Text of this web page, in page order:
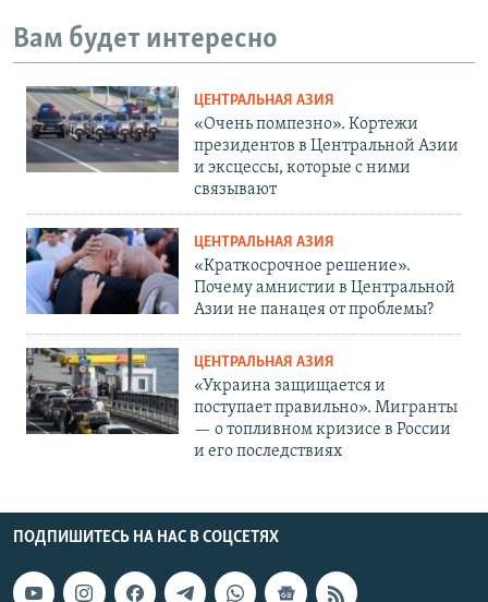
Вам будет интересно
ЦЕНТРАЛЬНАЯ АЗИЯ
«Очень помпезно». Кортежи
президентов в Центральной Азии
и эксцессы, которые с ними
связывают
ЦЕНТРАЛЬНАЯ АЗИЯ
«Краткосрочное решение».
Почему амнистии в Центральной
Азии не панацея от проблемы?
ЦЕНТРАЛЬНАЯ АЗИЯ
«Украина защищается и
поступает правильно». Мигранты
— о топливном кризисе в России
и его последствиях
ПОДПИШИТЕСЬ НА НАС В СОЦСЕТЯХ